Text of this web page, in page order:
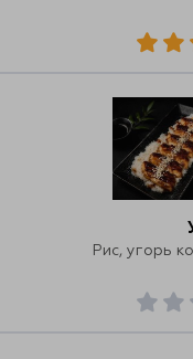
Рис, угорь